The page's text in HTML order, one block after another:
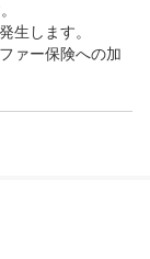
生します。
ァー保険への加